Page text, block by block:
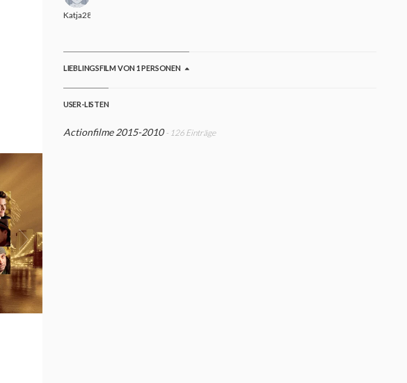
Katja2812
LIEBLINGSFILM VON 1 PERSONEN
USER-LISTEN
Actionfilme 2015-2010 - 126 Einträge